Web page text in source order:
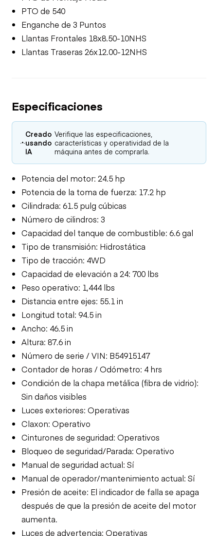
PTO de 540
Enganche de 3 Puntos
Llantas Frontales 18x8.50-10NHS
Llantas Traseras 26x12.00-12NHS
Especificaciones
Creado
usando
IA
Verifique las especificaciones,
características y operatividad de la
máquina antes de comprarla.
Potencia del motor: 24.5 hp
Potencia de la toma de fuerza: 17.2 hp
Cilindrada: 61.5 pulg cúbicas
Número de cilindros: 3
Capacidad del tanque de combustible: 6.6 gal
Tipo de transmisión: Hidrostática
Tipo de tracción: 4WD
Capacidad de elevación a 24: 700 lbs
Peso operativo: 1,444 lbs
Distancia entre ejes: 55.1 in
Longitud total: 94.5 in
Ancho: 46.5 in
Altura: 87.6 in
Número de serie / VIN: B54915147
Contador de horas / Odómetro: 4 hrs
Condición de la chapa metálica (fibra de vidrio):
Sin daños visibles
Luces exteriores: Operativas
Claxon: Operativo
Cinturones de seguridad: Operativos
Bloqueo de seguridad/Parada: Operativo
Manual de seguridad actual: Sí
Manual de operador/mantenimiento actual: Sí
Presión de aceite: El indicador de falla se apaga
después de que la presión de aceite del motor
aumenta.
Luces de advertencia: Operativas